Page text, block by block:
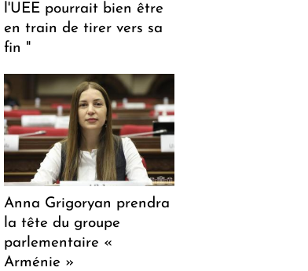
l'UEE pourrait bien être
en train de tirer vers sa
fin "
Anna Grigoryan prendra
la tête du groupe
parlementaire «
Arménie »